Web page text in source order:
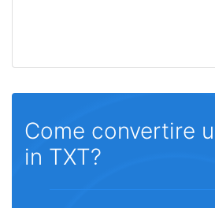
Come convertire
in TXT?